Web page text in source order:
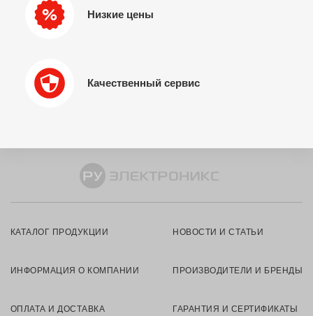
Низкие цены
Качественный сервис
КАТАЛОГ ПРОДУКЦИИ НОВОСТИ И СТАТЬИ
ИНФОРМАЦИЯ О КОМПАНИИ ПРОИЗВОДИТЕЛИ И БРЕНДЫ
ОПЛАТА И ДОСТАВКА ГАРАНТИЯ И СЕРТИФИКАТЫ